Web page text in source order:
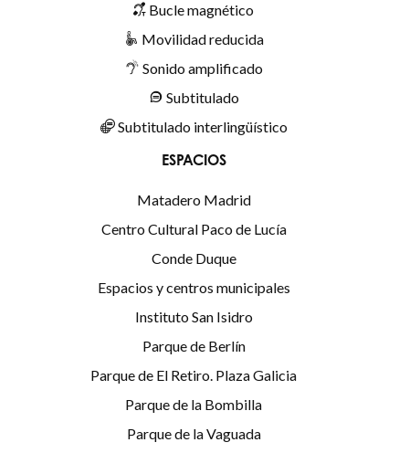
Bucle magnético
Movilidad reducida
Sonido amplificado
Subtitulado
Subtitulado interlingüístico
ESPACIOS
Matadero Madrid
Centro Cultural Paco de Lucía
Conde Duque
Espacios y centros municipales
Instituto San Isidro
Parque de Berlín
Parque de El Retiro. Plaza Galicia
Parque de la Bombilla
Parque de la Vaguada